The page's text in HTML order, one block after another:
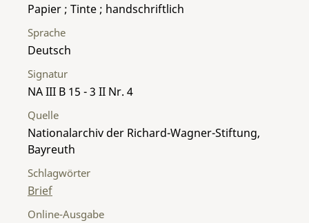
Papier ; Tinte ; handschriftlich
Sprache
Deutsch
Signatur
NA III B 15 - 3 II Nr. 4
Quelle
Nationalarchiv der Richard-Wagner-Stiftung,
Bayreuth
Schlagwörter
Brief
Online-Ausgabe